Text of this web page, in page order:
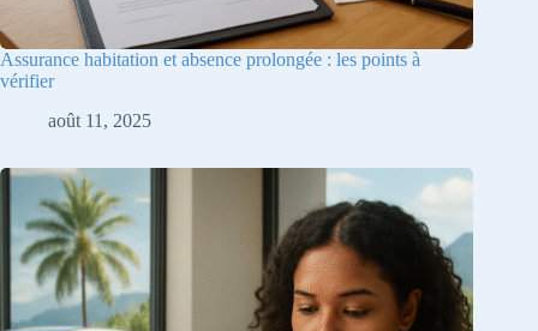
Assurance habitation et absence prolongée : les points à
vérifier
août 11, 2025